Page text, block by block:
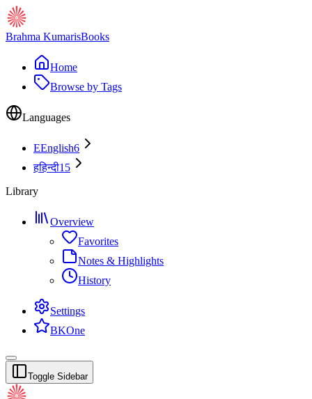
Brahma KumarisBooks
Home
Browse by Tags
Languages
EEnglish6
हहिन्दी15
Library
Overview
Favorites
Notes & Highlights
History
Settings
BKOne
Toggle Sidebar